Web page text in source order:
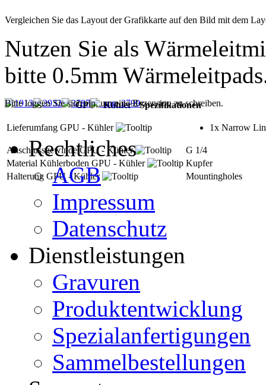
Vergleichen Sie das Layout der Grafikkarte auf den Bild mit dem
Nutzen Sie als
bitte 0.5mm
GPU - Kühler - Spezifikationen
Lieferumfang GPU - Kühler 1x Narrow
Anschlussgewinde GPU - Kühler
G 1/4
Material Kühlerboden GPU - Kühler
Kupfer
Halterung GPU - Kühler
Mountingholes
Bitte loggen Sie sich ein, um eine Rezension zu schreiben.
Rechtliches
AGB
Impressum
Datenschutz
Dienstleistungen
Gravuren
Produktentwicklung
Spezialanfertigungen
Sammelbestellungen